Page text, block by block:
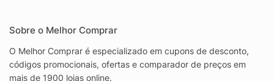
Sobre o Melhor Comprar
O Melhor Comprar é especializado em cupons de desconto,
códigos promocionais, ofertas e comparador de preços em
mais de 1900 lojas online.